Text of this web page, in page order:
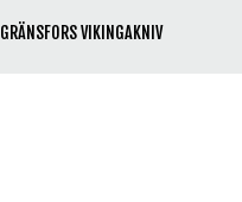
GRÄNSFORS VIKINGAKNIV